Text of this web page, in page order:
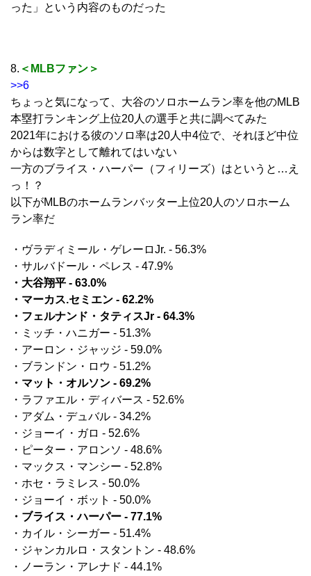
った」という内容のものだった
8. ＜MLBファン＞
>>6
ちょっと気になって、大谷のソロホームラン率を他のMLB
本塁打ランキング上位20人の選手と共に調べてみた
2021年における彼のソロ率は20人中4位で、それほど中位
からは数字として離れてはいない
一方のブライス・ハーパー（フィリーズ）はというと…え
っ！？
以下がMLBのホームランバッター上位20人のソロホーム
ラン率だ
・ヴラディミール・ゲレーロJr. - 56.3%
・サルバドール・ペレス - 47.9%
・大谷翔平 - 63.0%
・マーカス.セミエン - 62.2%
・フェルナンド・タティスJr - 64.3%
・ミッチ・ハニガー - 51.3%
・アーロン・ジャッジ - 59.0%
・ブランドン・ロウ - 51.2%
・マット・オルソン - 69.2%
・ラファエル・ディバース - 52.6%
・アダム・デュバル - 34.2%
・ジョーイ・ガロ - 52.6%
・ピーター・アロンソ - 48.6%
・マックス・マンシー - 52.8%
・ホセ・ラミレス - 50.0%
・ジョーイ・ボット - 50.0%
・ブライス・ハーパー - 77.1%
・カイル・シーガー - 51.4%
・ジャンカルロ・スタントン - 48.6%
・ノーラン・アレナド - 44.1%